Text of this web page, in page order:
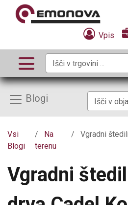
Vpis
Blogi
Vsi
Blogi
Na
terenu
Vgradni štedilnik
Vgradni